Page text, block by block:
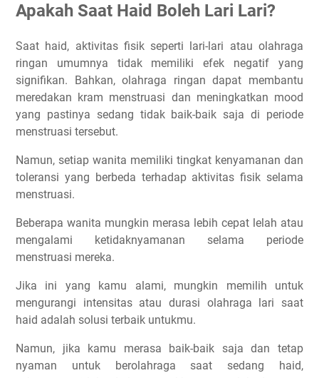
Apakah Saat Haid Boleh Lari Lari?
Saat haid, aktivitas fisik seperti lari-lari atau olahraga
ringan umumnya tidak memiliki efek negatif yang
signifikan. Bahkan, olahraga ringan dapat membantu
meredakan kram menstruasi dan meningkatkan mood
yang pastinya sedang tidak baik-baik saja di periode
menstruasi tersebut.
Namun, setiap wanita memiliki tingkat kenyamanan dan
toleransi yang berbeda terhadap aktivitas fisik selama
menstruasi.
Beberapa wanita mungkin merasa lebih cepat lelah atau
mengalami ketidaknyamanan selama periode
menstruasi mereka.
Jika ini yang kamu alami, mungkin memilih untuk
mengurangi intensitas atau durasi olahraga lari saat
haid adalah solusi terbaik untukmu.
Namun, jika kamu merasa baik-baik saja dan tetap
nyaman untuk berolahraga saat sedang haid,